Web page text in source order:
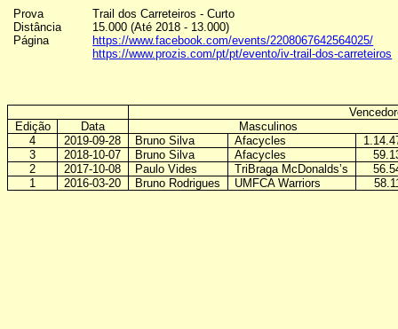
Prova
Trail dos Carreteiros - Curto
Distância
15.000 (Até 2018 - 13.000)
Página
https://www.facebook.com/events/2208067642564025/
https://www.prozis.com/pt/pt/evento/iv-trail-dos-carreteiros
Edição
Data
Masculinos
4
2019-09-28 Bruno Silva Afacycles
3
2018-10-07 Bruno Silva Afacycles
2
2017-10-08 Paulo Vides TriBraga McDonalds’s
1
2016-03-20 Bruno Rodrigues UMFCA Warriors